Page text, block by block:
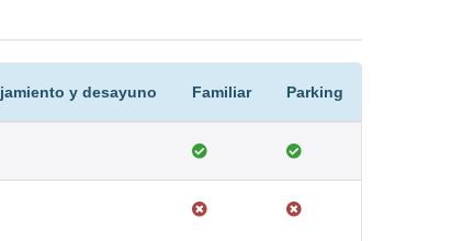
y desayuno Familiar Parking